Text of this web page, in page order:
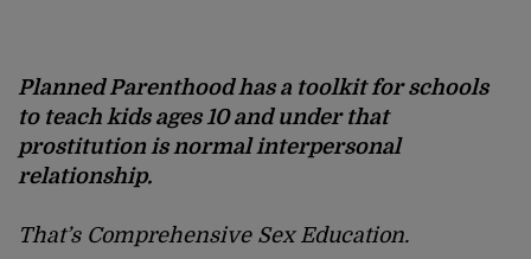
Planned Parenthood has a toolkit for schools
to teach kids ages 10 and under that
prostitution is normal interpersonal
relationship.
That’s Comprehensive Sex Education.